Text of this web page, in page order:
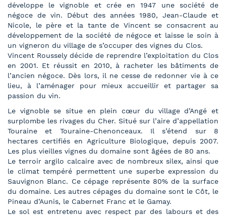
développe le vignoble et crée en 1947 une société de
négoce de vin. Début des années 1980, Jean-Claude et
Nicole, le père et la tante de Vincent se consacrent au
développement de la société de négoce et laisse le soin à
un vigneron du village de s’occuper des vignes du Clos.
Vincent Roussely décide de reprendre l’exploitation du Clos
en 2001. Et réussit en 2010, à racheter les bâtiments de
l’ancien négoce. Dès lors, il ne cesse de redonner vie à ce
lieu, à l’aménager pour mieux accueillir et partager sa
passion du vin.
Le vignoble se situe en plein cœur du village d’Angé et
surplombe les rivages du Cher. Situé sur l’aire d’appellation
Touraine et Touraine-Chenonceaux. Il s’étend sur 8
hectares certifiés en Agriculture Biologique, depuis 2007.
Les plus vieilles vignes du domaine sont âgées de 80 ans.
Le terroir argilo calcaire avec de nombreux silex, ainsi que
le climat tempéré permettent une superbe expression du
Sauvignon Blanc. Ce cépage représente 80% de la surface
du domaine. Les autres cépages du domaine sont le Côt, le
Pineau d’Aunis, le Cabernet Franc et le Gamay.
Le sol est entretenu avec respect par des labours et des